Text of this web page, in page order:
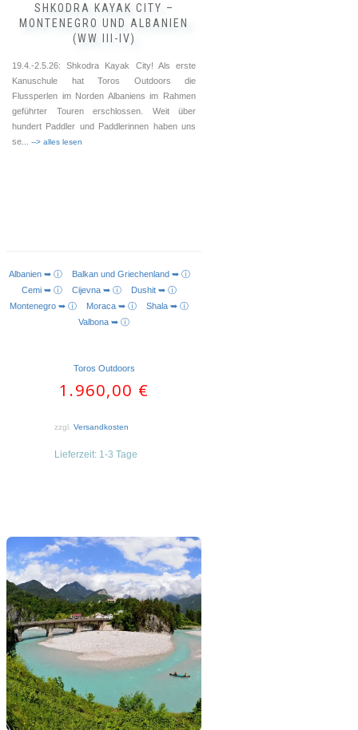
SHKODRA KAYAK CITY –
MONTENEGRO UND ALBANIEN
(WW III-IV)
19.4.-2.5.26: Shkodra Kayak City! Als erste
Kanuschule hat Toros Outdoors die
Flussperlen im Norden Albaniens im Rahmen
geführter Touren erschlossen. Weit über
hundert Paddler und Paddlerinnen haben uns
se ... --> alles lesen
AUSFÜHRUNG WÄHLEN
Albanien ➥ ⓘ
Balkan und Griechenland ➥ ⓘ
Cemi ➥ ⓘ Cijevna ➥ ⓘ Dushit ➥ ⓘ
Montenegro ➥ ⓘ Moraca ➥ ⓘ Shala ➥ ⓘ
Valbona ➥ ⓘ
Toros Outdoors
1.960,00 €
zzgl. Versandkosten
Lieferzeit: 1-3 Tage
weist
mehrere
Varianten
auf.
Die
Optionen
können
auf
der
Produktseite
gewählt